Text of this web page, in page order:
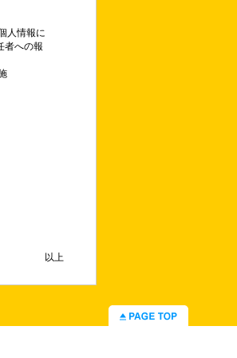
人情報に
者への報
以上